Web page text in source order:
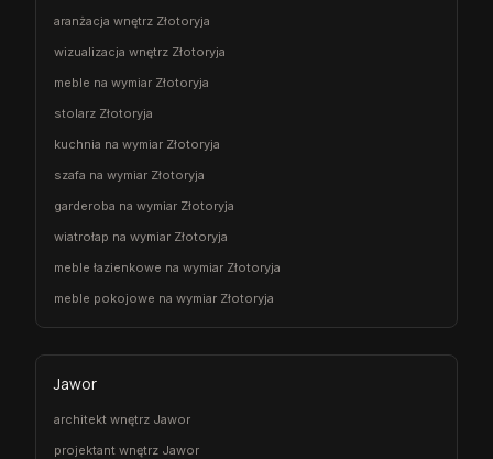
aranżacja wnętrz Złotoryja
wizualizacja wnętrz Złotoryja
meble na wymiar Złotoryja
stolarz Złotoryja
kuchnia na wymiar Złotoryja
szafa na wymiar Złotoryja
garderoba na wymiar Złotoryja
wiatrołap na wymiar Złotoryja
meble łazienkowe na wymiar Złotoryja
meble pokojowe na wymiar Złotoryja
Jawor
architekt wnętrz Jawor
projektant wnętrz Jawor